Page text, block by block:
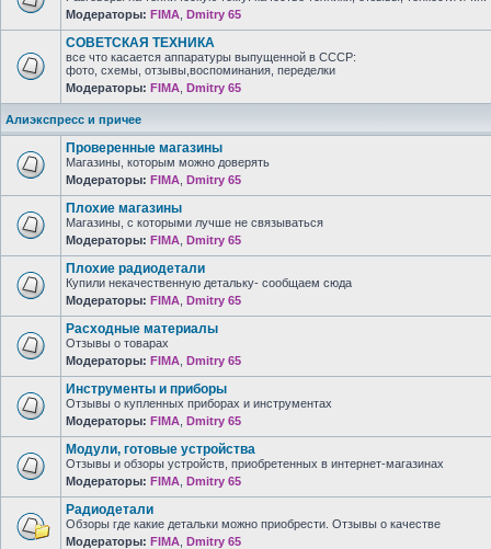
Модераторы: FIMA Dmitry 65
СОВЕТСКАЯ ТЕХНИКА
все что касается аппаратуры выпущенной в СССР:
фото, схемы, отзывы,воспоминания, переделки
Модераторы: FIMA Dmitry 65
Алиэкспресс и причее
Проверенные магазины
Магазины, которым можно доверять
Модераторы: FIMA Dmitry 65
Плохие магазины
Магазины, с которыми лучше не связываться
Модераторы: FIMA Dmitry 65
Плохие радиодетали
Купили некачественную детальку- сообщаем сюда
Модераторы: FIMA Dmitry 65
Расходные материалы
Отзывы о товарах
Модераторы: FIMA Dmitry 65
Инструменты и приборы
Отзывы о купленных приборах и инструментах
Модераторы: FIMA Dmitry 65
Модули, готовые устройства
Отзывы и обзоры устройств, приобретенных в интернет-магазинах
Модераторы: FIMA Dmitry 65
Радиодетали
Обзоры где какие детальки можно приобрести. Отзывы о качестве
Модераторы: FIMA Dmitry 65